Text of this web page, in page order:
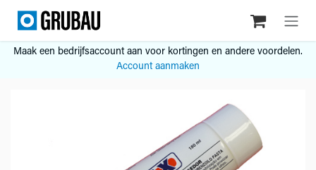
Overslaan naar inhoud
Maak een bedrijfsaccount aan voor kortingen en andere voordelen.
Account aanmaken